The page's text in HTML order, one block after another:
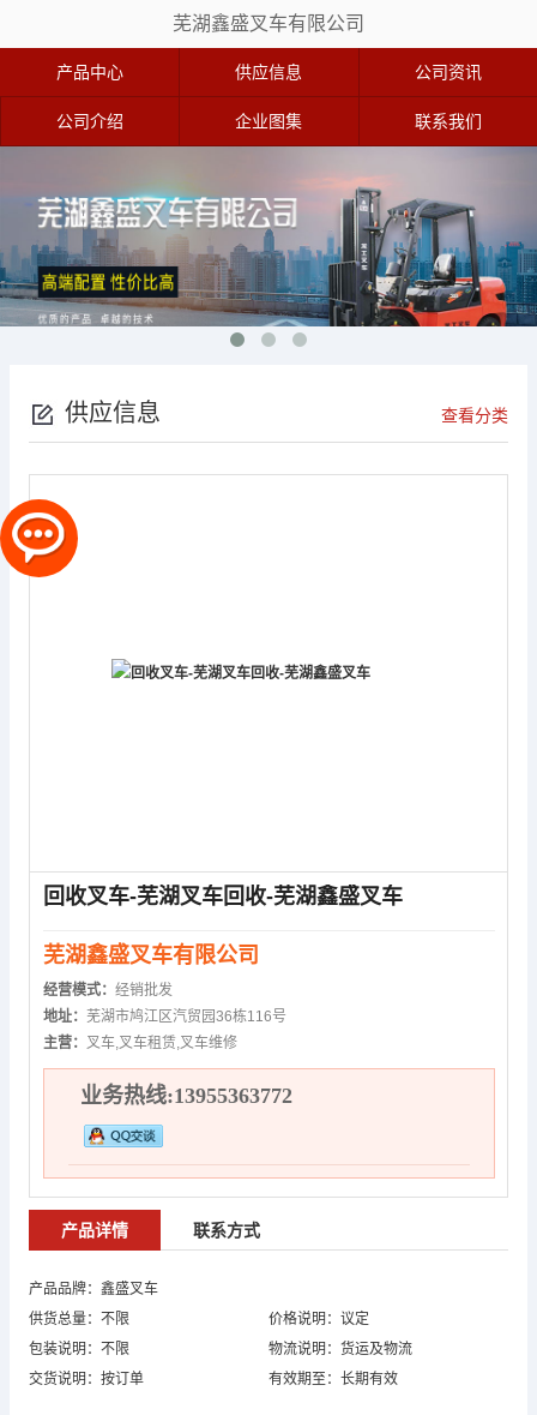
芜湖鑫盛叉车有限公司
产品中心 供应信息 公司资讯
公司介绍 企业图集 联系我们
供应信息 查看分类
回收叉车-芜湖叉车回收-芜湖鑫盛叉车
芜湖鑫盛叉车有限公司
经营模式： 经销批发
地址： 芜湖市鸠江区汽贸园36栋116号
主营： 叉车,叉车租赁,叉车维修
业务热线:13955363772
产品详情 联系方式
产品品牌：鑫盛叉车
供货总量：不限
价格说明：议定
包装说明：不限
物流说明：货运及物流
交货说明：按订单
有效期至：长期有效